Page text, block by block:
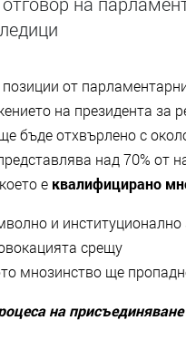
от
на президента за
бъде отхвърлено с
над 70% от
е квалифицирано
и институционално
срещу
мнозинство ще
на